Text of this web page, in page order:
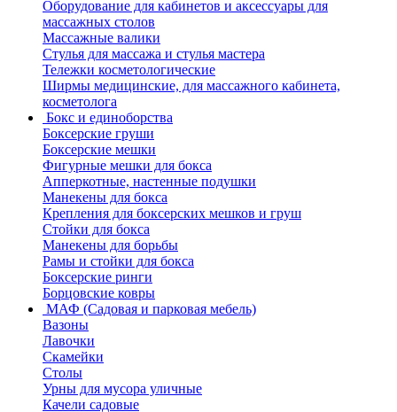
Оборудование для кабинетов и аксессуары для
массажных столов
Массажные валики
Стулья для массажа и стулья мастера
Тележки косметологические
Ширмы медицинские, для массажного кабинета,
косметолога
Бокс и единоборства
Боксерские груши
Боксерские мешки
Фигурные мешки для бокса
Апперкотные, настенные подушки
Манекены для бокса
Крепления для боксерских мешков и груш
Стойки для бокса
Манекены для борьбы
Рамы и стойки для бокса
Боксерские ринги
Борцовские ковры
МАФ (Садовая и парковая мебель)
Вазоны
Лавочки
Скамейки
Столы
Урны для мусора уличные
Качели садовые